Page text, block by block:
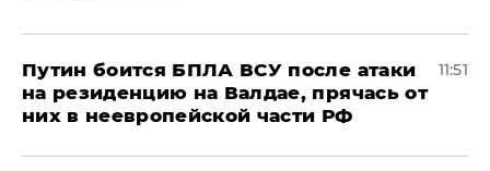
Путин боится БПЛА ВСУ после атаки
на резиденцию на Валдае, прячась от
них в неевропейской части РФ
11:51